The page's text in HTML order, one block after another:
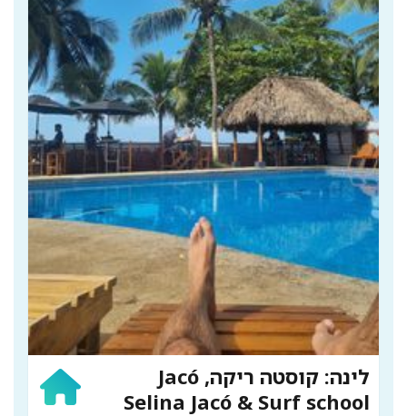
לינה: קוסטה ריקה, Jacó
Selina Jacó & Surf school